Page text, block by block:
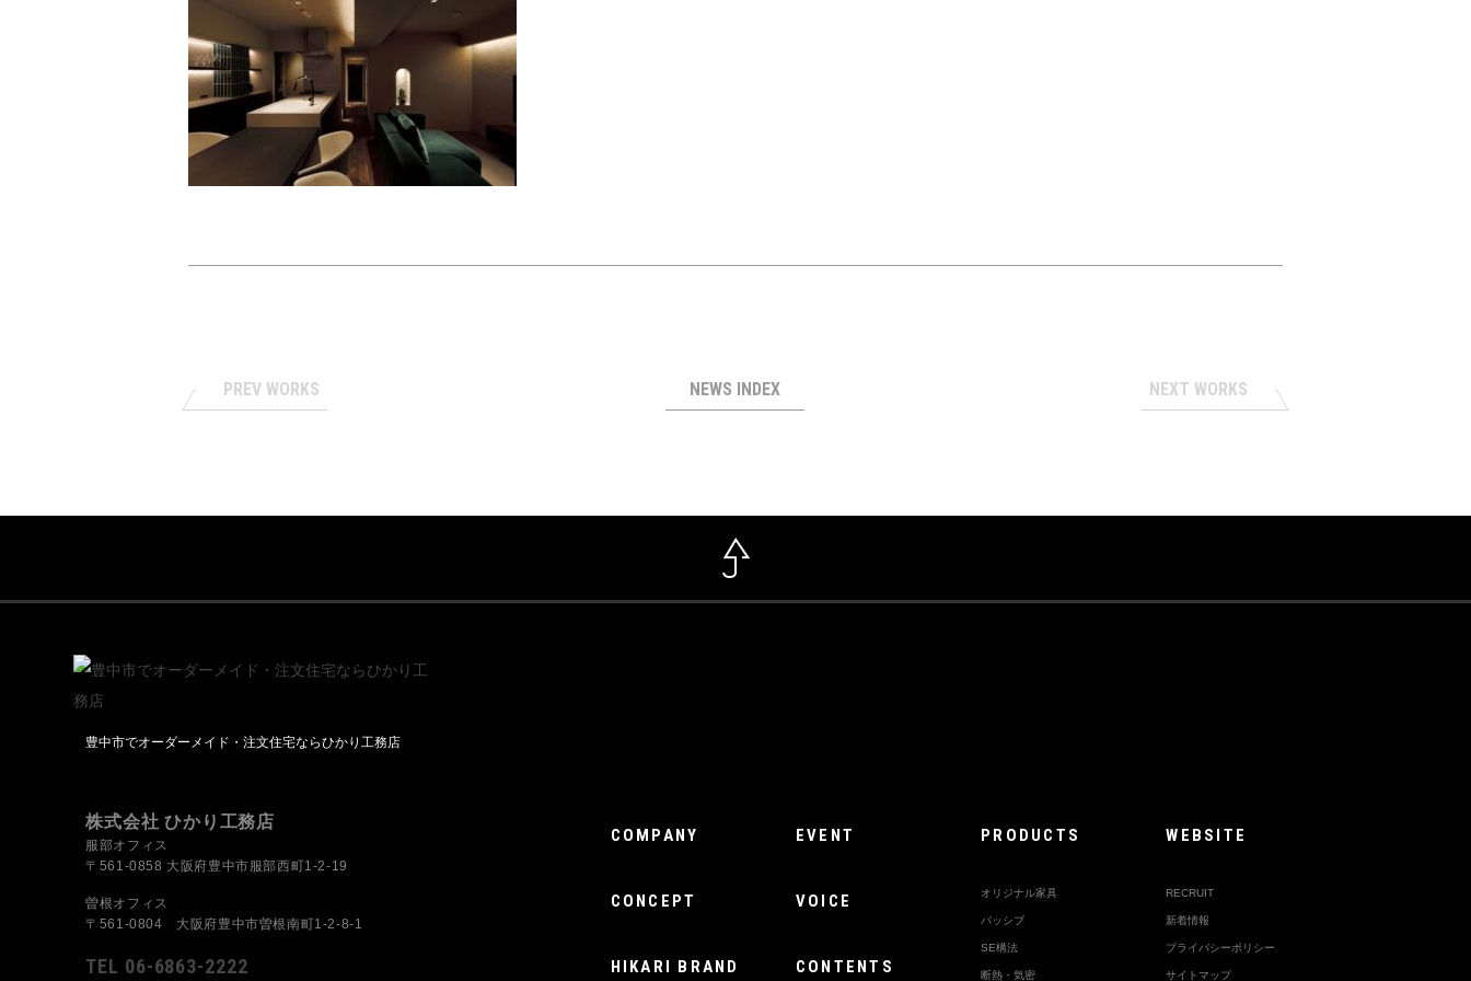
PREV WORKS NEWS INDEX NEXT WORKS
豊中市でオーダーメイド・注文住宅ならひかり工務店
株式会社 ひかり工務店
服部オフィス
〒561-0858 大阪府豊中市服部西町1-2-19
曽根オフィス
〒561-0804 大阪府豊中市曽根南町1-2-8-1
TEL 06-6863-2222
COMPANY
CONCEPT
HIKARI BRAND
EVENT
VOICE
CONTENTS
PRODUCTS
オリジナル家具
パッシブ
SE構法
断熱・気密
WEBSITE
RECRUIT
新着情報
プライバシーポリシー
サイトマップ